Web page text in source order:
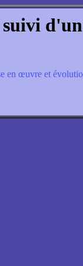
en œuvre et